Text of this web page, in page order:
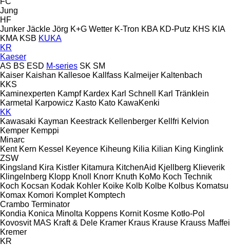
Jung
HF
Junker Jäckle Jörg K+G Wetter K-Tron KBA KD-Putz KHS KIA
KMA KSB KUKA
KR
Kaeser
AS BS ESD M-series SK SM
Kaiser Kaishan Kallesoe Kallfass Kalmeijer Kaltenbach
KKS
Kaminexperten Kampf Kardex Karl Schnell
Karl Tränklein
Karmetal
Karpowicz Kasto Kato KawaKenki
KK
Kawasaki Kayman Keestrack Kellenberger Kellfri Kelvion
Kemper Kemppi
Minarc
Kent Kern Kessel Keyence Kiheung Kilia Kilian King Kinglink
ZSW
Kingsland Kira Kistler Kitamura KitchenAid Kjellberg Klieverik
Klingelnberg Klopp Knoll Knorr Knuth KoMo Koch Technik
Koch Kocsan Kodak Kohler Koike Kolb Kolbe Kolbus Komatsu
Komax Komori Komplet Komptech
Crambo Terminator
Kondia Konica Minolta Koppens Kornit Kosme Kotło-Pol
Kovosvit MAS Kraft & Dele Kramer Kraus Krause Krauss Maffei
Kremer
KR